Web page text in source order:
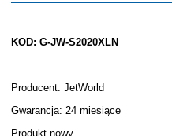
KOD: G-JW-S2020XLN
Producent: JetWorld
Gwarancja: 24 miesiące
Produkt nowy